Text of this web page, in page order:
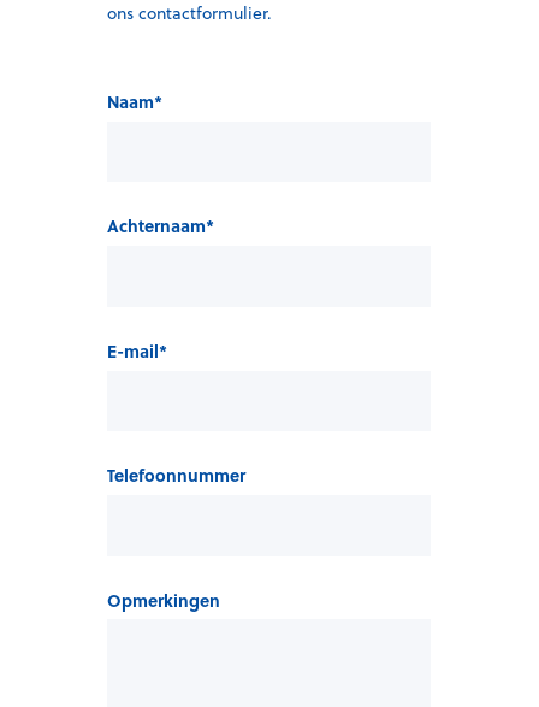
ons contactformulier.
Naam*
Achternaam*
E-mail*
Telefoonnummer
Opmerkingen